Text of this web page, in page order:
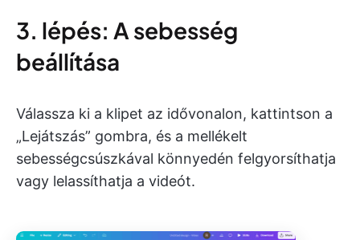
3. lépés: A sebesség
beállítása
Válassza ki a klipet az idővonalon, kattintson a
„Lejátszás” gombra, és a mellékelt
sebességcsúszkával könnyedén felgyorsíthatja
vagy lelassíthatja a videót.